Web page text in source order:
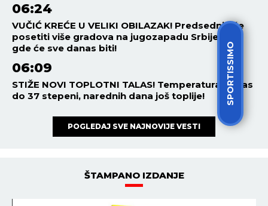
SPORTISSIMO
06:24
VUČIĆ KREĆE U VELIKI OBILAZAK! Predsednik će
posetiti više gradova na jugozapadu Srbije, evo
gde će sve danas biti!
06:09
STIŽE NOVI TOPLOTNI TALAS! Temperatura danas
do 37 stepeni, narednih dana još toplije!
POGLEDAJ SVE NAJNOVIJE VESTI
ŠTAMPANO IZDANJE